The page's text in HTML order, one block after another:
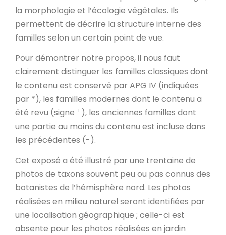
la morphologie et l’écologie végétales. Ils
permettent de décrire la structure interne des
familles selon un certain point de vue.
Pour démontrer notre propos, il nous faut
clairement distinguer les familles classiques dont
le contenu est conservé par APG IV (indiquées
par *), les familles modernes dont le contenu a
été revu (signe +), les anciennes familles dont
une partie au moins du contenu est incluse dans
les précédentes (-).
Cet exposé a été illustré par une trentaine de
photos de taxons souvent peu ou pas connus des
botanistes de l’hémisphère nord. Les photos
réalisées en milieu naturel seront identifiées par
une localisation géographique ; celle-ci est
absente pour les photos réalisées en jardin